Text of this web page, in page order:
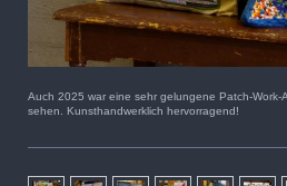
Auch 2025 war eine sehr gelungene Patch-Work-
sehen. Kunsthandwerklich hervorragend!